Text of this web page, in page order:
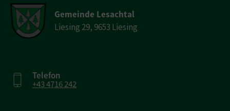
Gemeinde Lesachtal
Liesing 29, 9653 Liesing
Telefon
+43 4716 242